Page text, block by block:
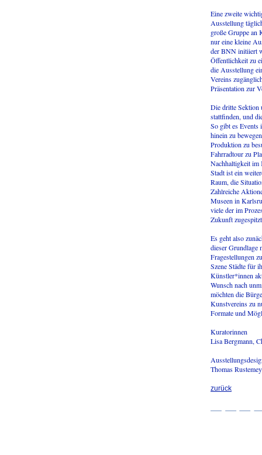
Eine zweite
Ausstellung
große Gruppe an
nur eine kleine
der BNN initiiert
Öffentlichkeit zu
die Ausstellung
Vereins
Präsentation zur
Die dritte Sektion
stattfinden, und
So gibt es Events
hinein zu
Produktion zu
Fahrradtour zu
Nachhaltigkeit im
Stadt ist ein
Raum, die
Zahlreiche
Museen in
viele der im
Zukunft
Es geht also
dieser Grundlage
Fragestellungen
Szene Städte für
Künstler*innen
Wunsch nach
möchten die
Kunstvereins zu
Formate und
Kuratorinnen
Lisa Bergmann,
Thomas
zurück